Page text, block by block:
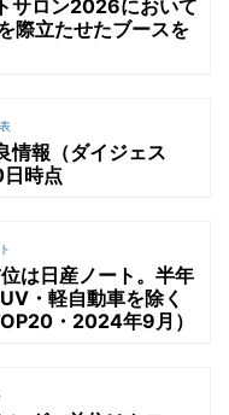
サロン2026において
際立たせたブースを
情報（ダイジェス
時点
は日産ノート。半年
・軽自動車を除く
・2024年9月）